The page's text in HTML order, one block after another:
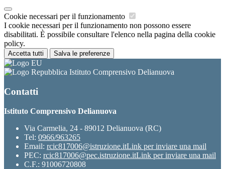
Cookie necessari per il funzionamento
I cookie necessari per il funzionamento non possono essere
disabilitati. È possibile consultare l'elenco nella pagina della cookie
policy.
Accetta tutti Salva le preferenze
Istituto Comprensivo Delianuova
Contatti
Istituto Comprensivo Delianuova
Via Carmelia, 24 - 89012 Delianuova (RC)
Tel: 0966/963265
Email: rcic817006@istruzione.itLink per inviare una mail
PEC: rcic817006@pec.istruzione.itLink per inviare una mail
C.F.: 91006720808